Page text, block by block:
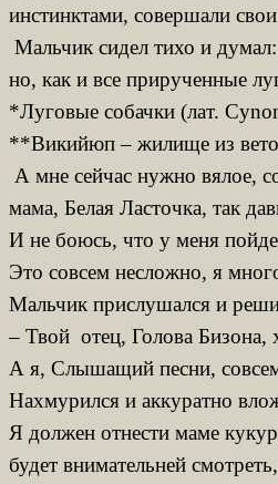
инстинктами, совершали
Мальчик сидел тихо и
но, как и все прирученные
*Луговые собачки (лат.
**Викийюп – жилище из
А мне сейчас нужно вялое,
мама, Белая Ласточка, так
И не боюсь, что у меня
Это совсем несложно, я
Мальчик прислушался и
– Твой отец, Голова Бизона,
А я, Слышащий песни,
Нахмурился и аккуратно
Я должен отнести маме
будет внимательней